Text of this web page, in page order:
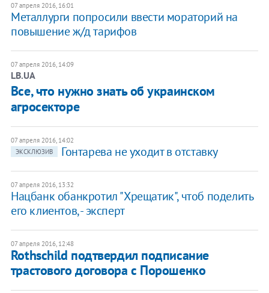
07 апреля 2016, 16:01
Металлурги попросили ввести мораторий на
повышение ж/д тарифов
07 апреля 2016, 14:09
LB.UA
Все, что нужно знать об украинском
агросекторе
07 апреля 2016, 14:02
ЭКСКЛЮЗИВ
Гонтарева не уходит в отставку
07 апреля 2016, 13:32
​Нацбанк обанкротил "Хрещатик", чтоб поделить
его клиентов, - эксперт
07 апреля 2016, 12:48
Rothschild подтвердил подписание
трастового договора с Порошенко